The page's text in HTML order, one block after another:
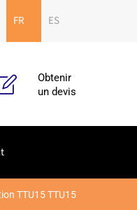
FR ES
Obtenir
un devis
TTU15 TTU15